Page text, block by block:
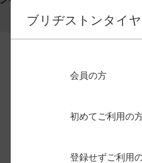
タイヤ館
ブリヂストンタイ
会員の方
初めてご利用の
登録せずご利用